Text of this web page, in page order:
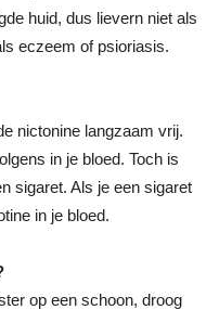
huid, dus lievern niet als
eczeem of psioriasis.
nictonine langzaam vrij.
in je bloed. Toch is
sigaret. Als je een sigaret
in je bloed.
op een schoon, droog